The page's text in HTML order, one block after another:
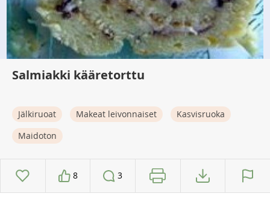
Salmiakki kääretorttu
Jälkiruoat Makeat leivonnaiset
Kasvisruoka
Maidoton
8 3